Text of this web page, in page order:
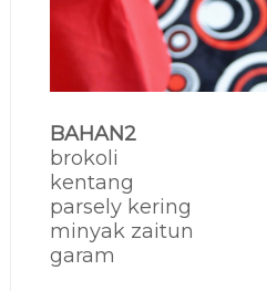
BAHAN2
brokoli
kentang
parsely kering
minyak zaitun
garam